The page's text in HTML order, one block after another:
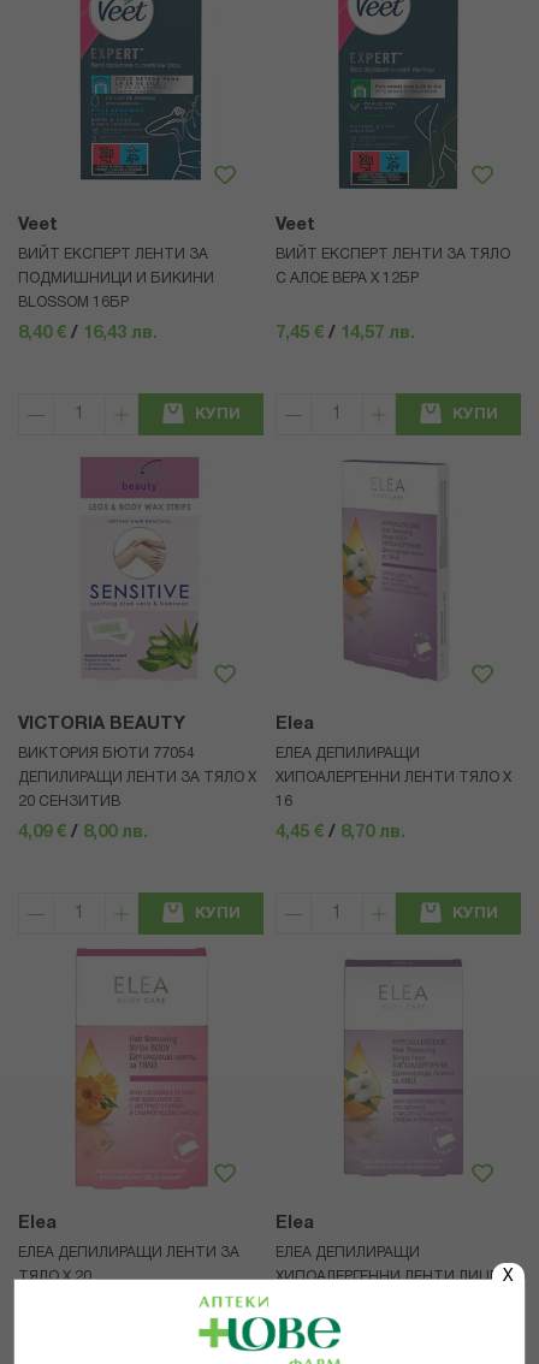
X
Veet
ВИЙТ ЕКСПЕРТ ЛЕНТИ ЗА
ПОДМИШНИЦИ И БИКИНИ
BLOSSOM 16БР
8,40 € / 16,43 лв.
КУПИ
Veet
ВИЙТ ЕКСПЕРТ ЛЕНТИ ЗА ТЯЛО
С АЛОЕ ВЕРА Х 12БР
7,45 € / 14,57 лв.
КУПИ
VICTORIA BEAUTY
ВИКТОРИЯ БЮТИ 77054
ДЕПИЛИРАЩИ ЛЕНТИ ЗА ТЯЛО Х
20 СЕНЗИТИВ
4,09 € / 8,00 лв.
КУПИ
Elea
ЕЛЕА ДЕПИЛИРАЩИ
ХИПОАЛЕРГЕННИ ЛЕНТИ ТЯЛО Х
16
4,45 € / 8,70 лв.
КУПИ
Elea
ЕЛЕА ДЕПИЛИРАЩИ ЛЕНТИ ЗА
ТЯЛО Х 20
Elea
ЕЛЕА ДЕПИЛИРАЩИ
ХИПОАЛЕРГЕННИ ЛЕНТИ ЛИЦЕ Х
3,05 €/